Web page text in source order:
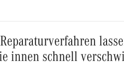
innen schnell